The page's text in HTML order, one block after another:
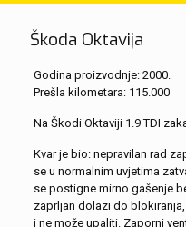
Škoda Oktavija
Godina proizvodnje: 2000.
Prešla kilometara: 115.000
Na Škodi Oktaviji 1.9 TDI
Kvar je bio: nepravilan rad
se u normalnim uvjetima
se postigne mirno gašenje
zaprljan dolazi do
i ne može upaliti. Zaporni